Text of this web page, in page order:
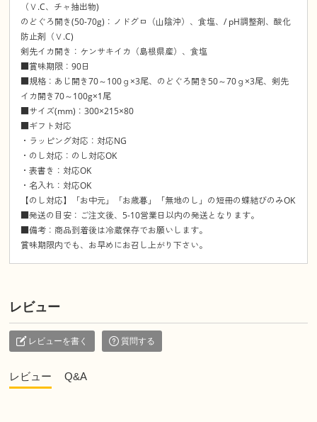
（Ｖ.C、チャ抽出物)
のどぐろ開き(50-70g)：ノドグロ（山陰沖）、食塩、/ pH調整剤、酸化
防止剤（Ｖ.C)
剣先イカ開き：ケンサキイカ（島根県産）、食塩
■賞味期限：90日
■規格：あじ開き70～100ｇ×3尾、のどぐろ開き50～70ｇ×3尾、剣先
イカ開き70～100g×1尾
■サイズ(mm)：300×215×80
■ギフト対応
・ラッピング対応：対応NG
・のし対応：のし対応OK
・表書き：対応OK
・名入れ：対応OK
【のし対応】「お中元」「お歳暮」「無地のし」の短冊の蝶結びのみOK
■発送の目安：ご注文後、5-10営業日以内の発送となります。
■備考：商品到着後は冷蔵保存でお願いします。
賞味期限内でも、お早めにお召し上がり下さい。
レビュー
レビューを書く 質問する
レビュー Q&A